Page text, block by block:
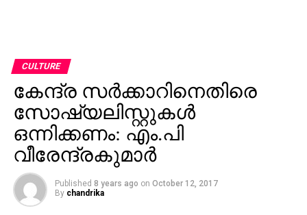
CULTURE
കേന്ദ്ര സര്‍ക്കാറിനെതിരെ
സോഷ്യലിസ്റ്റുകള്‍
ഒന്നിക്കണം: എം.പി
വീരേന്ദ്രകുമാര്‍
Published 8 years ago on October 12, 2017
By chandrika